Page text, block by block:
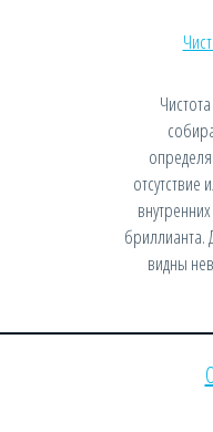
отсутствие
бриллианта.
видны